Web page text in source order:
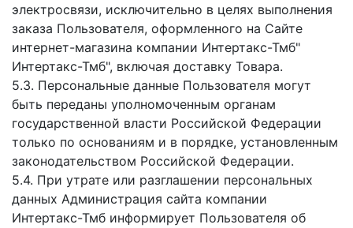
электросвязи, исключительно в целях выполнения
заказа Пользователя, оформленного на Сайте
интернет-магазина компании Интертакс-Тмб"
Интертакс-Тмб", включая доставку Товара.
5.3. Персональные данные Пользователя могут
быть переданы уполномоченным органам
государственной власти Российской Федерации
только по основаниям и в порядке, установленным
законодательством Российской Федерации.
5.4. При утрате или разглашении персональных
данных Администрация сайта компании
Интертакс-Тмб информирует Пользователя об